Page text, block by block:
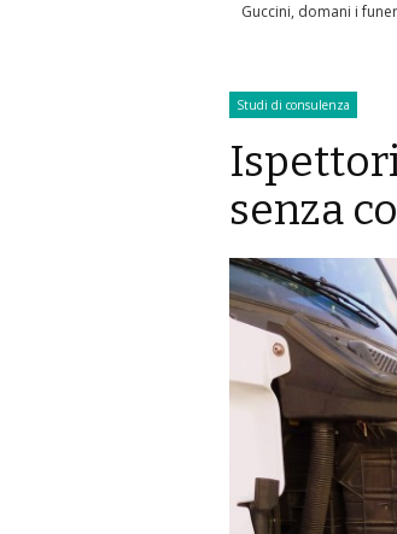
Studi di consulenza
senza